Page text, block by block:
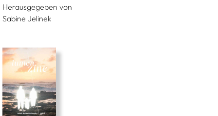
Herausgegeben von
Sabine Jelinek